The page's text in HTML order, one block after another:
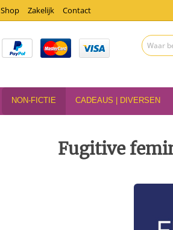
Shop Zakelijk Contact
NON-FICTIE CADEAUS | DIVERSEN
Fugitive